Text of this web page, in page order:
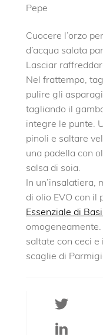
Pepe
Cuocere l’orzo
d’acqua salata
Lasciar
Nel frattempo,
pulire gli
tagliando il
integre le punte.
pinoli e saltare
una padella con
salsa di soia.
In un’insalatiera,
di olio EVO con il
Essenziale di
saltate con ceci
scaglie di